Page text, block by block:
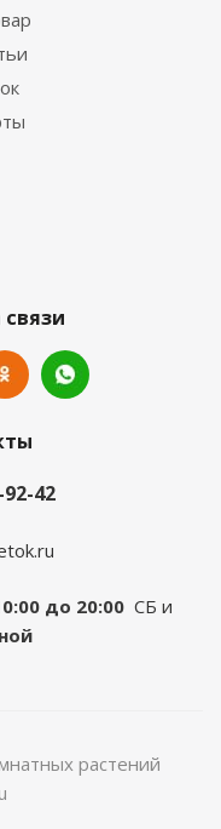
42
до 20:00 СБ и
растений